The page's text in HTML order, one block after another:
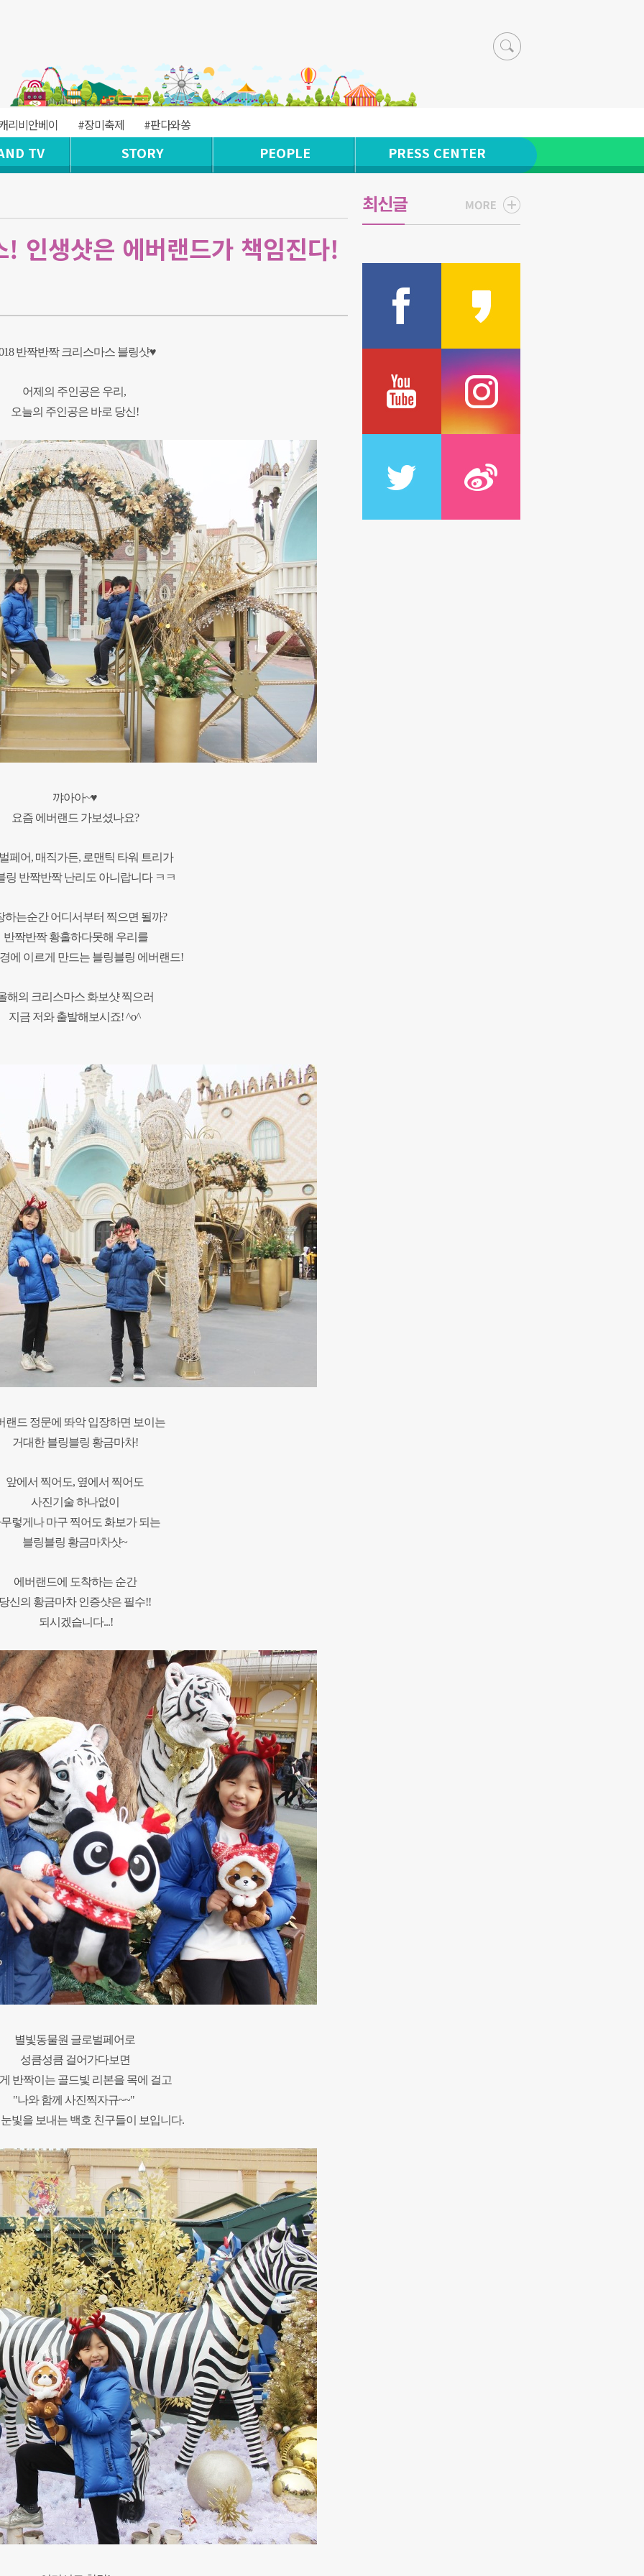
리비안베이 #장미축제 #판다와쏭
TV STORY PEOPLE PRESS CENTER
인생샷은 에버랜드가 책임진다!
반짝반짝 크리스마스 블링샷♥
어제의 주인공은 우리,
​오늘의 주인공은 바로 당신!
꺄아아~♥
요즘 에버랜드 가보셨나요?
페어, 매직가든, 로맨틱 타워 트리가
링 반짝반짝 난리도 아니랍니다 ㅋㅋ
하는순간 어디서부터 찍으면 될까?
반짝반짝 황홀하다못해 우리를
에 이르게 만드는 블링블링 에버랜드!
해의 크리스마스 화보샷 찍으러
지금 저와 출발해보시죠! ^o^
랜드 정문에 똬악 입장하면 보이는
거대한 블링블링 황금마차!
앞에서 찍어도, 옆에서 찍어도
사진기술 하나없이
렇게나 마구 찍어도 화보가 되는
블링블링 황금마차샷~
에버랜드에 도착하는 순간
신의 황금마차 인증샷은 필수!!
되시겠습니다...!
별빛동물원 글로벌페어로
성큼성큼 걸어가다보면
반짝이는 골드빛 리본을 목에 걸고
"나와 함께 사진찍자규~~"
빛을 보내는 백호 친구들이 보입니다.
최신글